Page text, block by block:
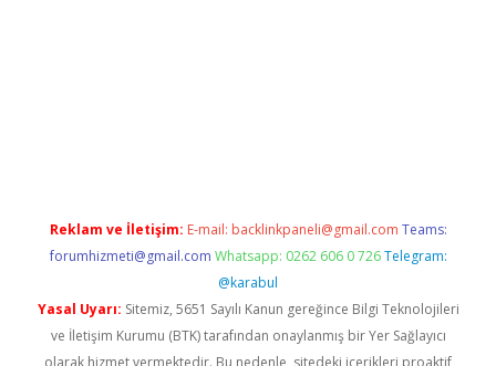
Reklam ve İletişim: E-mail: backlinkpaneli@gmail.com Teams:
forumhizmeti@gmail.com Whatsapp: 0262 606 0 726 Telegram:
@karabul
Yasal Uyarı: Sitemiz, 5651 Sayılı Kanun gereğince Bilgi Teknolojileri
ve İletişim Kurumu (BTK) tarafından onaylanmış bir Yer Sağlayıcı
olarak hizmet vermektedir. Bu nedenle, sitedeki içerikleri proaktif